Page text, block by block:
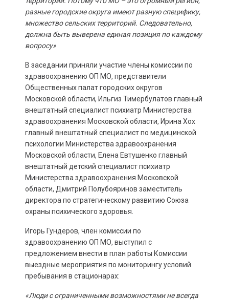
разные городские округа имеют разную специфику,
множество сельских территорий. Следовательно,
должна быть выверена единая позиция по каждому
вопросу»
В заседании приняли участие члены комиссии по
здравоохранению ОП МО, представители
Общественных палат городских округов
Московской области, Ильгиз Тимербулатов главный
внештатный специалист психиатр Министерства
здравоохранения Московской области, Ирина Хох
главный внештатный специалист по медицинской
психологии Министерства здравоохранения
Московской области, Елена Евтушенко главный
внештатный детский специалист психиатр
Министерства здравоохранения Московской
области, Дмитрий Полубояринов заместитель
директора по стратегическому развитию Союза
охраны психического здоровья.
Игорь Гундеров, член комиссии по
здравоохранению ОП МО, выступил с
предложением внести в план работы Комиссии
выездные мероприятия по мониторингу условий
пребывания в стационарах:
«Люди с ограниченными возможностями не всегда